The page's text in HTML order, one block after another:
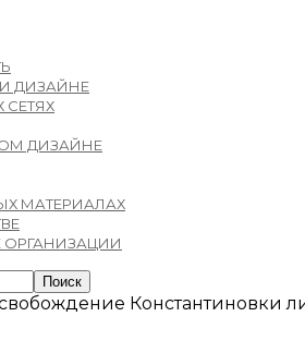
И ДИЗАЙНЕ
ДИЗАЙНЕ
МАТЕРИАЛАХ
ОРГАНИЗАЦИИ
Константиновки